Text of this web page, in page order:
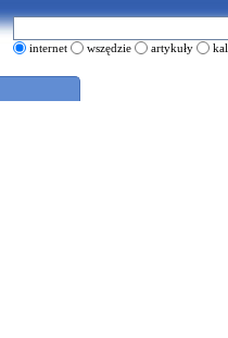
internet wszędzie artykuły